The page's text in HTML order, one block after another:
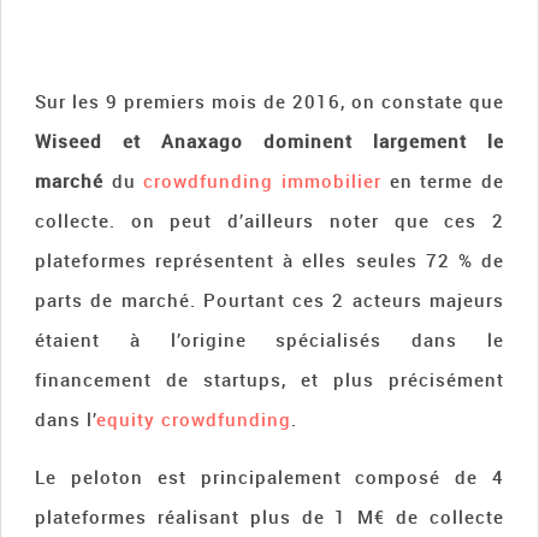
Sur les 9 premiers mois de 2016, on constate que
Wiseed et Anaxago dominent largement le
marché ducrowdfunding immobilier en terme de
collecte. on peut d’ailleurs noter que ces 2
plateformes représentent à elles seules 72 % de
parts de marché. Pourtant ces 2 acteurs majeurs
étaient à l’origine spécialisés dans le
financement de startups, et plus précisément
dans l’equity crowdfunding
Le peloton est principalement composé de 4
plateformes réalisant plus de 1 M€ de collecte